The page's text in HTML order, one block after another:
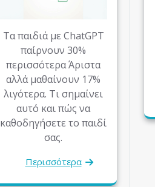
Τα παιδιά με ChatGPT
παίρνουν 30%
περισσότερα Άριστα
αλλά μαθαίνουν 17%
λιγότερα. Τι σημαίνει
αυτό και πώς να
καθοδηγήσετε το παιδί
σας.
Περισσότερα